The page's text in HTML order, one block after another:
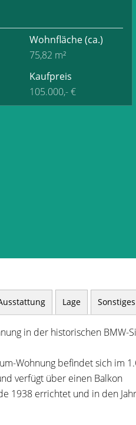
Wohnfläche(ca.)
75,82 m²
Kaufpreis
105.000,- €
Lage Sonstiges
in der historischen BMW-
Wohnung befindet sich im
verfügt über einen Balkon
1938 errichtet und in den